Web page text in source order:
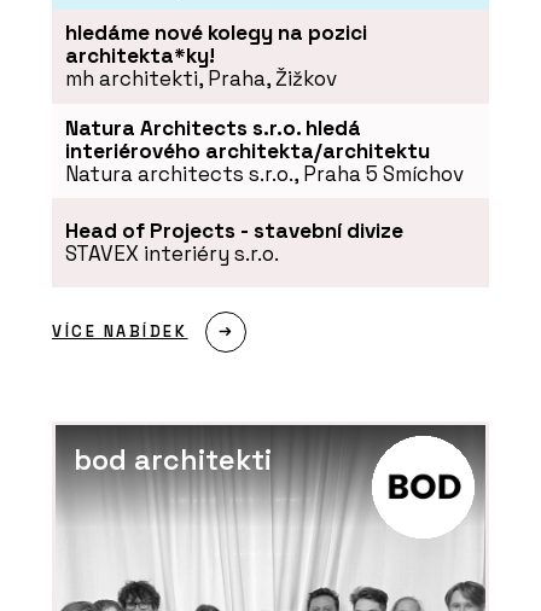
ČLÁNKY
Nic neodflákneme, to se v řemesle
nevyplácí. S Lukášem Lédlem o výrobě
SLUŽBY
Výroba na zakázku - DEVOTO
hledáme nové kolegy na pozici
architekta*ky!
mh architekti, Praha, Žižkov
Natura Architects s.r.o. hledá
interiérového architekta/architektu
Natura architects s.r.o., Praha 5 Smíchov
Head of Projects - stavební divize
STAVEX interiéry s.r.o.
VÍCE NABÍDEK
bod architekti